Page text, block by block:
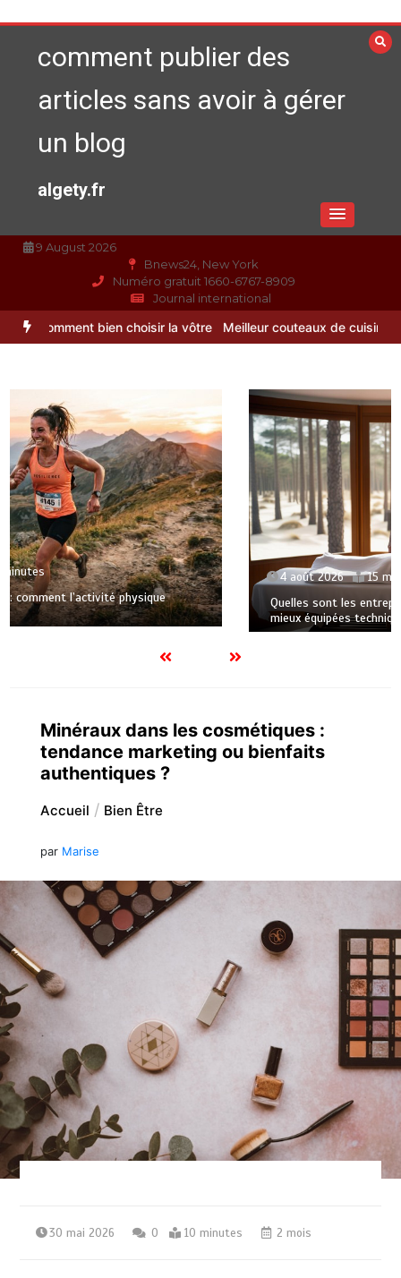
au
contenucomment publier des
articles sans avoir à gérer
un blog
algety.fr
9 August 2026
Bnews24, New York
Numéro gratuit 1660-6767-8909
Journal international
bien choisir la vôtre Meilleur couteaux de cuisine professionnel
4 août 2026 15 minutes
Quelles sont les entreprises de Massage à Arcachon les
mieux équipées techniquement ?
Minéraux dans les cosmétiques :
tendance marketing ou bienfaits
authentiques ?
Accueil Bien Être
par Marise
30 mai 2026 0 10 minutes 2 mois